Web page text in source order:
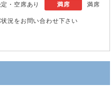
・空席あり 満席 満席
況をお問い合わせ下さい